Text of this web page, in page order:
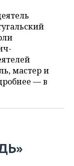
мастер и
— в